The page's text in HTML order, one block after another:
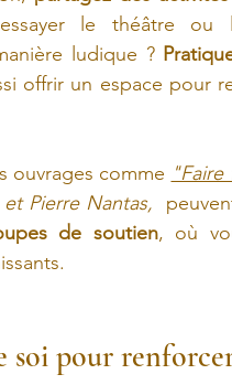
le théâtre
ludique ?
offrir un espace pour
ouvrages comme
Pierre Nantas,
de soutien, où
soi pour